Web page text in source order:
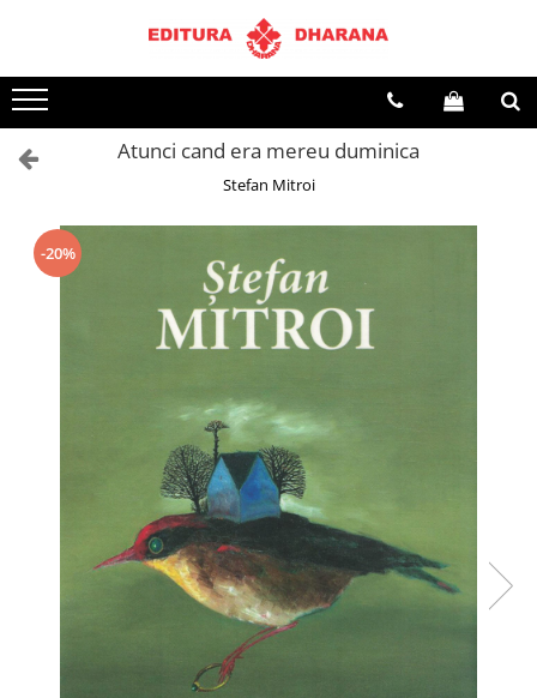
Toate Produsele
CARTI EDITURA DHARANA
OFERTE LA PACHET
Terapii
Dietoterapie
Literatura
Psihologie
Atunci cand era mereu duminica
Stefan Mitroi
-20%